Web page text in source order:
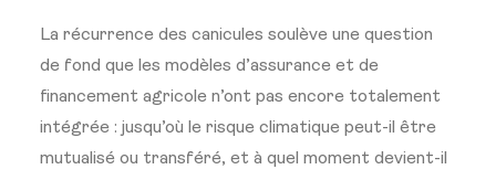
La récurrence des canicules soulève une question
de fond que les modèles d’assurance et de
financement agricole n’ont pas encore totalement
intégrée : jusqu’où le risque climatique peut-il être
mutualisé ou transféré, et à quel moment devient-il